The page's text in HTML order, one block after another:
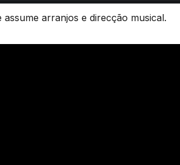
arranjos e direcção musical.